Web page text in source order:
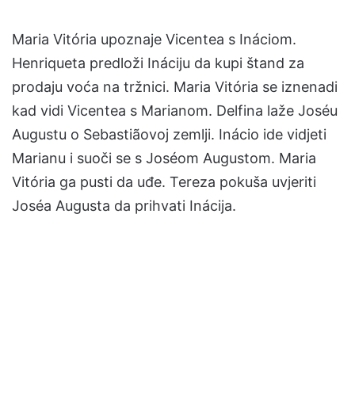
Maria Vitória upoznaje Vicentea s Ináciom.
Henriqueta predloži Ináciju da kupi štand za
prodaju voća na tržnici. Maria Vitória se iznenadi
kad vidi Vicentea s Marianom. Delfina laže Joséu
Augustu o Sebastiãovoj zemlji. Inácio ide vidjeti
Marianu i suoči se s Joséom Augustom. Maria
Vitória ga pusti da uđe. Tereza pokuša uvjeriti
Joséa Augusta da prihvati Inácija.